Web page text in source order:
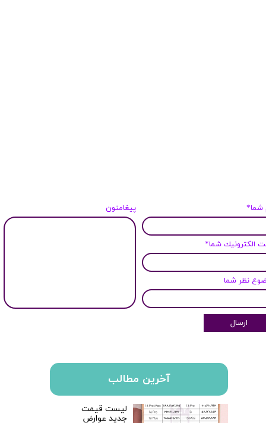
شما*
الكترونيك شما*
نظر شما
پیغامتون
ارسال
آخرین مطالب
لیست قیمت
جدید عوارض